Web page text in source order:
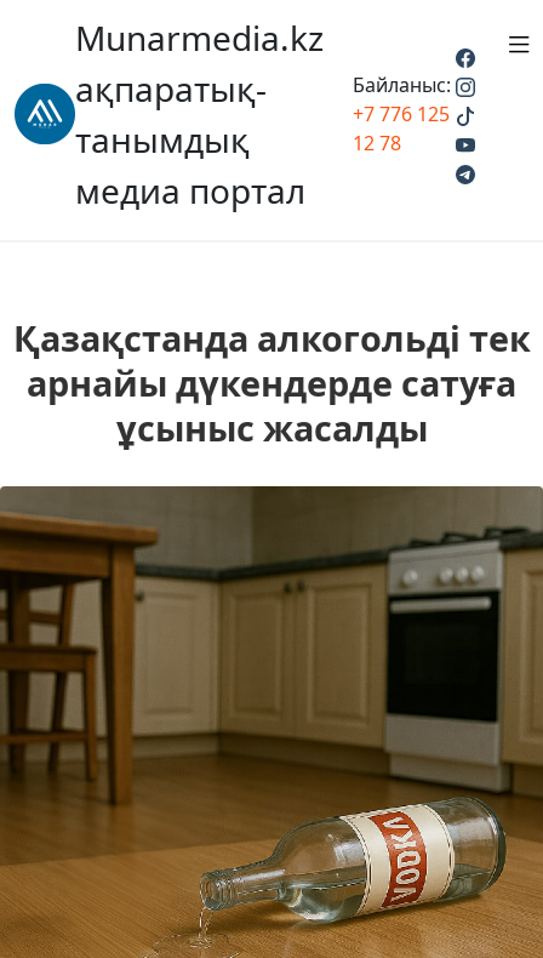
Munarmedia.kz
ақпаратық-
танымдық
медиа портал
Байланыс:
+7 776 125
12 78
Қазақстанда алкогольді тек
арнайы дүкендерде сатуға
ұсыныс жасалды